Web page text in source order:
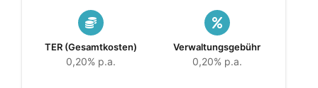
TER (Gesamtkosten)
0,20% p.a.
Verwaltungsgebühr
0,20% p.a.